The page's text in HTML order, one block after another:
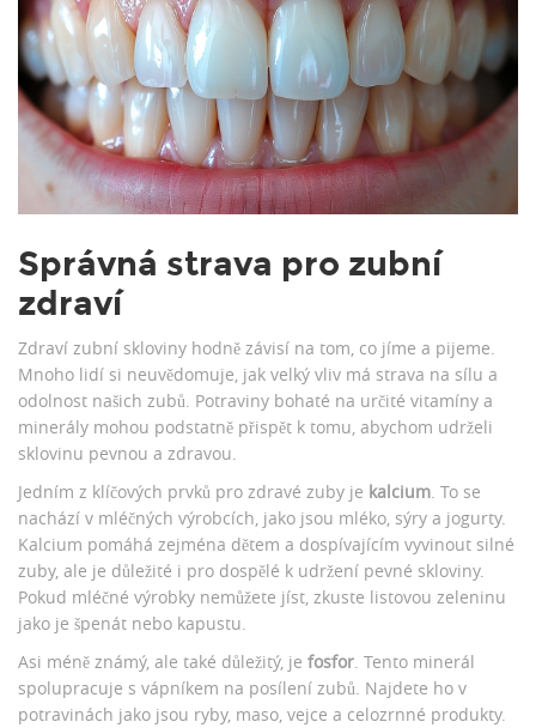
Správná strava pro zubní
zdraví
Zdraví zubní skloviny hodně závisí na tom, co jíme a pijeme.
Mnoho lidí si neuvědomuje, jak velký vliv má strava na sílu a
odolnost našich zubů. Potraviny bohaté na určité vitamíny a
minerály mohou podstatně přispět k tomu, abychom udrželi
sklovinu pevnou a zdravou.
Jedním z klíčových prvků pro zdravé zuby je kalcium. To se
nachází v mléčných výrobcích, jako jsou mléko, sýry a jogurty.
Kalcium pomáhá zejména dětem a dospívajícím vyvinout silné
zuby, ale je důležité i pro dospělé k udržení pevné skloviny.
Pokud mléčné výrobky nemůžete jíst, zkuste listovou zeleninu
jako je špenát nebo kapustu.
Asi méně známý, ale také důležitý, je fosfor. Tento minerál
spolupracuje s vápníkem na posílení zubů. Najdete ho v
potravinách jako jsou ryby, maso, vejce a celozrnné produkty.